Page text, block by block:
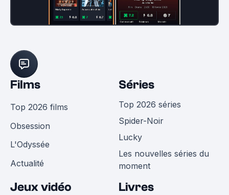
Films
Top 2026 films
Obsession
L'Odyssée
Actualité
Séries
Top 2026 séries
Spider-Noir
Lucky
Les nouvelles séries du
moment
Jeux vidéo Livres